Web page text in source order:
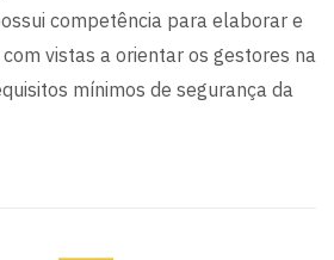
competência para elaborar e
vistas a orientar os gestores na
mínimos de segurança da